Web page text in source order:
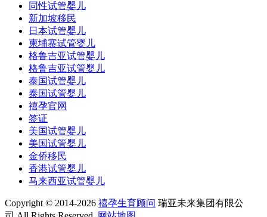
同性试管婴儿
新加坡移民
日本试管婴儿
柬埔寨试管婴儿
格鲁吉亚试管婴儿
格鲁吉亚试管婴儿
泰国试管婴儿
泰国试管婴儿
禧孕官网
签证
美国试管婴儿
美国试管婴儿
金侨移民
香港试管婴儿
马来西亚试管婴儿
Copyright © 2014-2026 禧孕生育顾问 瑞亚未来集团有限公